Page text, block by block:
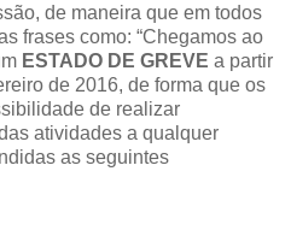
de maneira que em todos
frases como: “Chegamos ao
ESTADO DE GREVE a partir
de 2016, de forma que os
de realizar
atividades a qualquer
as seguintes